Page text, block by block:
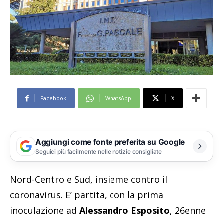
Facebook WhatsApp X
Aggiungi come fonte preferita su Google
Seguici più facilmente nelle notizie consigliate
Nord-Centro e Sud, insieme contro il
coronavirus. E’ partita, con la prima
inoculazione ad Alessandro Esposito, 26enne